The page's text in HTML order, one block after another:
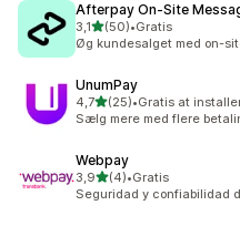
Afterpay On‑Site
3,1ud af 5 stjerner
(50)
50 anmeldelser i alt
•Gratis
Øg kundesalget med on-
UnumPay
4,7ud af 5 stjerner
(25)
25 anmeldelser i alt
•Gratis at
Sælg mere med flere
Webpay
3,9ud af 5 stjerner
(4)
4 anmeldelser i alt
•Gratis
Seguridad y confiabilidad